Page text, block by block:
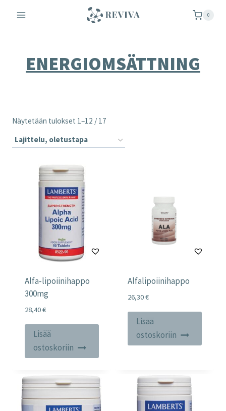
sisältöön
0
ENERGIOMSÄTTNING
Näytetään tulokset 1–12 / 17
Alfa-lipoiinihappo
300mg
28,40€
Lisää
ostoskoriin
Alfalipoiinihappo
26,30€
Lisää
ostoskoriin